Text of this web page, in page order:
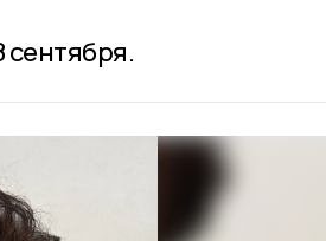
сентября.